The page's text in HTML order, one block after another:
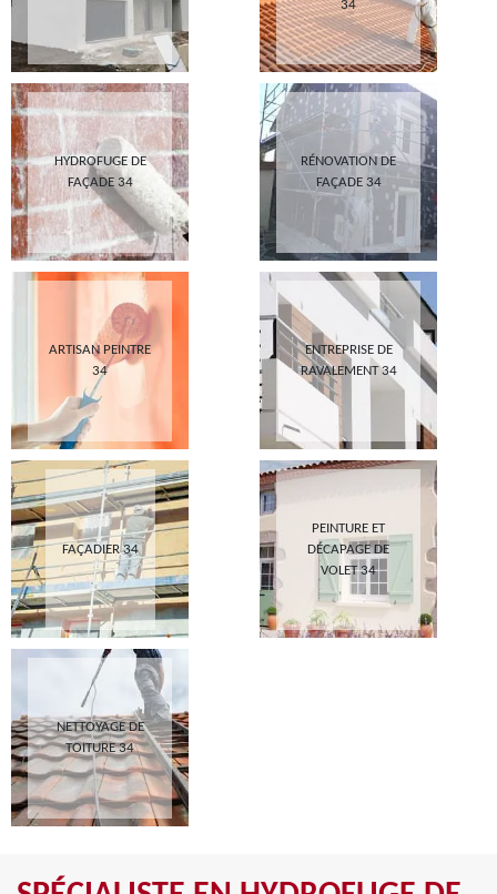
34
HYDROFUGE DE
FAÇADE 34
RÉNOVATION DE
FAÇADE 34
ARTISAN PEINTRE
34
ENTREPRISE DE
RAVALEMENT 34
FAÇADIER 34
PEINTURE ET
DÉCAPAGE DE
VOLET 34
NETTOYAGE DE
TOITURE 34